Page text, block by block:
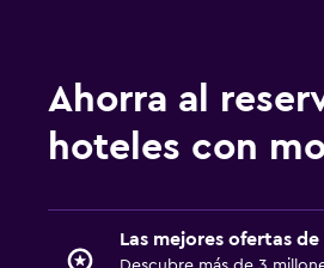
Limpieza diaria
Botiquín de primeros auxilios
Caja fuerte
Ahorra al
hoteles con
Las mejores ofertas